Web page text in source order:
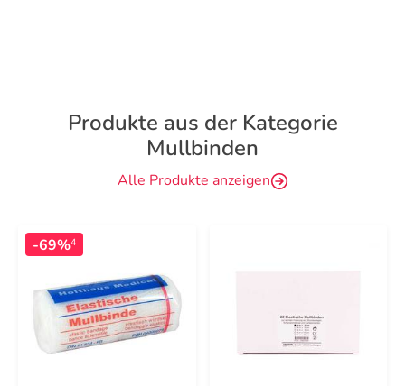
Produkte aus der Kategorie
Mullbinden
Alle Produkte anzeigen
-69%4